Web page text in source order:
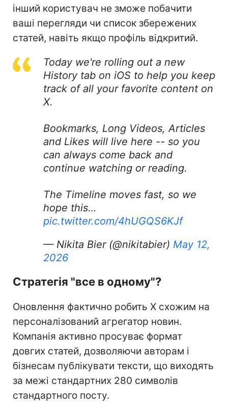
інший користувач не зможе побачити
ваші перегляди чи список збережених
статей, навіть якщо профіль відкритий.
Today we're rolling out a new
History tab on iOS to help you keep
track of all your favorite content on
X.
Bookmarks, Long Videos, Articles
and Likes will live here -- so you
can always come back and
continue watching or reading.
The Timeline moves fast, so we
hope this…
pic.twitter.com/4hUGQS6KJf
— Nikita Bier (@nikitabier) May 12,
2026
Стратегія "все в одному"?
Оновлення фактично робить X схожим на
персоналізований агрегатор новин.
Компанія активно просуває формат
довгих статей, дозволяючи авторам і
бізнесам публікувати тексти, що виходять
за межі стандартних 280 символів
стандартного посту.